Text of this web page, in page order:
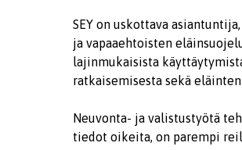
SEY on uskottava
ja vapaaehtoisten
lajinmukaisista
ratkaisemisesta sekä
Neuvonta- ja valistustyötä
tiedot oikeita, on parempi